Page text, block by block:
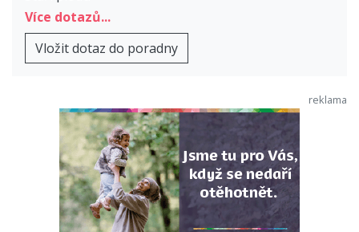
Více dotazů...
Vložit dotaz do poradny